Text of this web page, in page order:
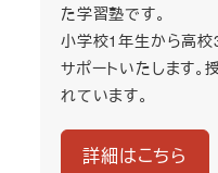
た学習塾です。
小学校1年生から高
サポートいたします。
れています。
詳細はこちら